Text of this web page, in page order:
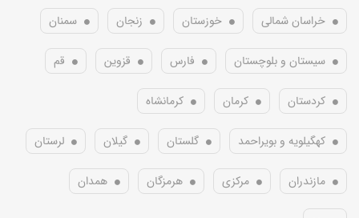
خراسان شمالی خوزستان زنجان سمنان
سیستان و بلوچستان فارس قزوین قم
کردستان کرمان کرمانشاه
کهگیلویه و بویراحمد گلستان گیلان لرستان
مازندران مرکزی هرمزگان همدان